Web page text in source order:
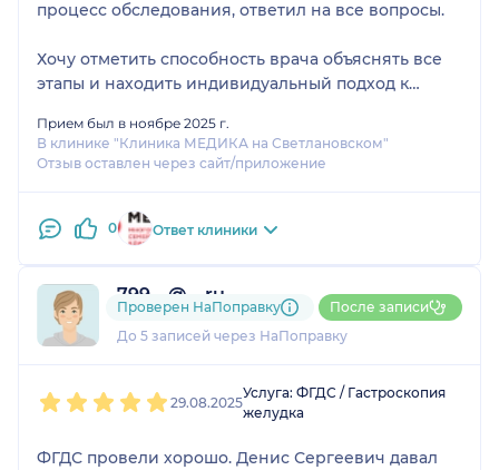
процесс обследования, ответил на все вопросы.
Хочу отметить способность врача объяснять все
этапы и находить индивидуальный подход к
рекомендации и ответы на все свои вопросы, что
очень ценно для дальнейшего наблюдения и
Благодаря такому внимательному и
безопасным, информативным и психологически
комфортным. Рекомендую этого врача.
Прием был в ноябре 2025 г.
В клинике "Клиника МЕДИКА на Светлановском"
Отзыв оставлен через сайт/приложение
0 Ответ клиники
799....@....ru
1 отзыв
До 5 записей через НаПоправку
Проверен НаПоправку После записи
29.08.2025
Услуга: ФГДС / Гастроскопия
желудка
ФГДС провели хорошо. Денис Сергеевич давал